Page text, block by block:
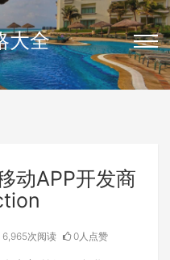
大全
动APP开发商
6,965次阅读 0人点赞